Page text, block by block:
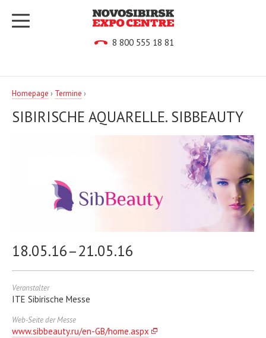
8 800 555 18 81
Homepage › Termine ›
SIBIRISCHE AQUARELLE. SIBBEAUTY
18.05.16–21.05.16
Veranstalter
ITE Sibirische Messe
Web-Seite der Messe
www.sibbeauty.ru/en-GB/home.aspx